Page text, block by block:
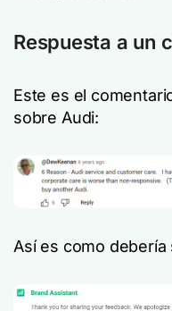
Respuesta a un
Este es el
sobre Audi:
Así es como